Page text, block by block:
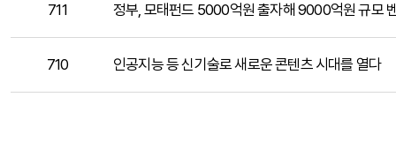
711 정부, 모태펀드 5000억원 출자해 9000억원 규모
710 인공지능 등 신기술로 새로운 콘텐츠 시대를 열다